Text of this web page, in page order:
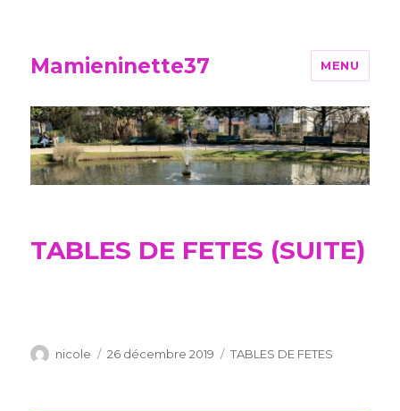
Mamieninette37 MENU
TABLES DE FETES (SUITE)
Auteur
nicole
Publié
26 décembre 2019 Catégories
TABLES DE FETES